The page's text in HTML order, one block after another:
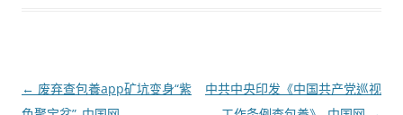
文
← 废弃查包養app矿坑变身“紫
中共中央印发《中国共产党巡视